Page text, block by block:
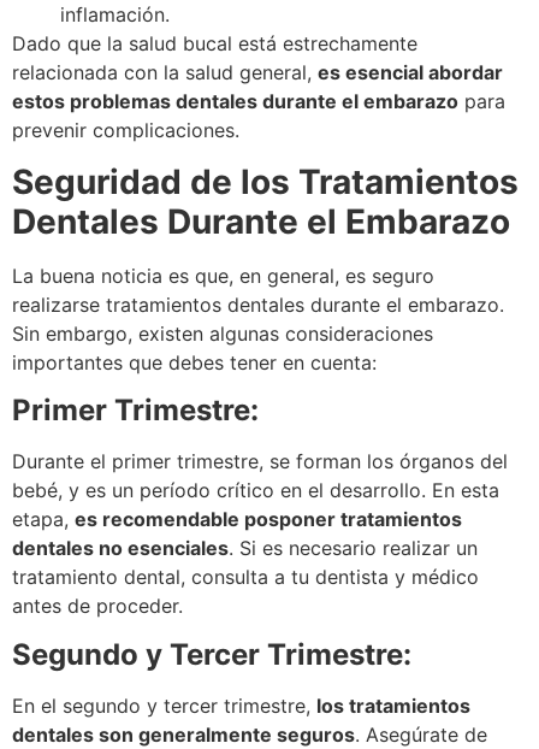
inflamación.
Dado que la salud bucal está estrechamente
relacionada con la salud general, es esencial abordar
estos problemas dentales durante el embarazo para
prevenir complicaciones.
Seguridad de los Tratamientos
Dentales Durante el Embarazo
La buena noticia es que, en general, es seguro
realizarse tratamientos dentales durante el embarazo.
Sin embargo, existen algunas consideraciones
importantes que debes tener en cuenta:
Primer Trimestre:
Durante el primer trimestre, se forman los órganos del
bebé, y es un período crítico en el desarrollo. En esta
etapa, es recomendable posponer tratamientos
dentales no esenciales. Si es necesario realizar un
tratamiento dental, consulta a tu dentista y médico
antes de proceder.
Segundo y Tercer Trimestre:
En el segundo y tercer trimestre, los tratamientos
dentales son generalmente seguros. Asegúrate de